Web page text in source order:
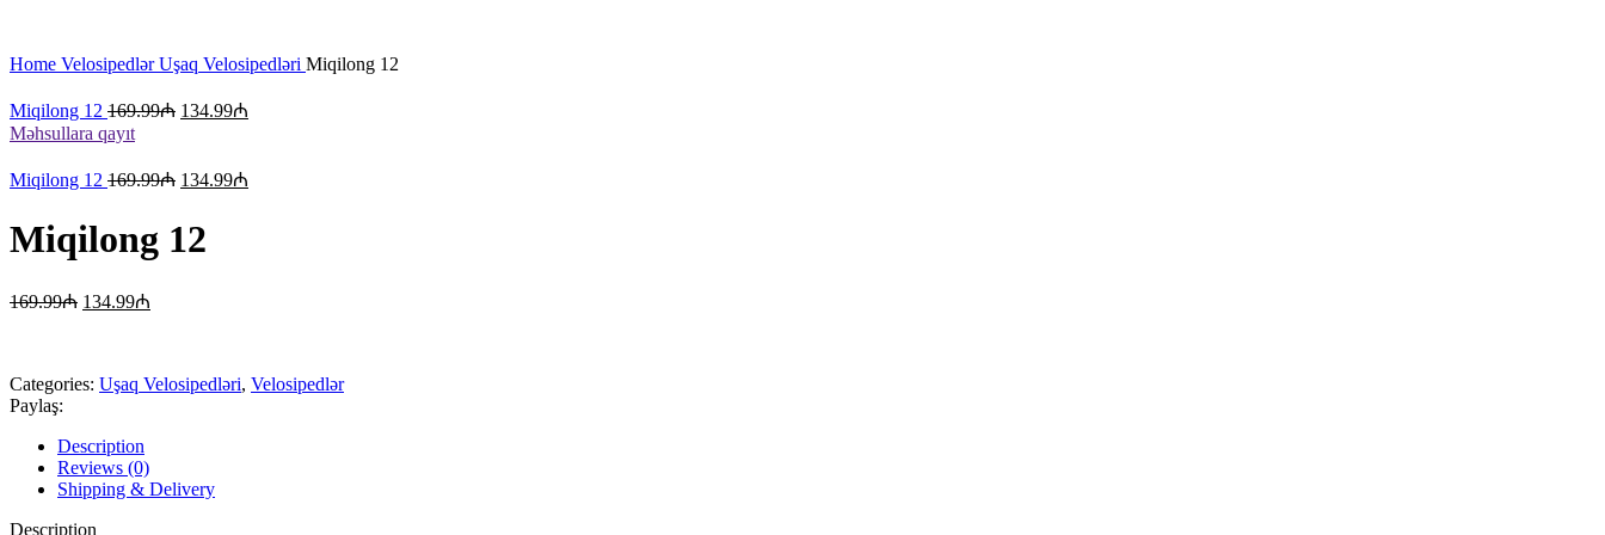
Home VelosipedlərUşaq Velosipedləri Miqilong 12
Miqilong 12 169.99₼ 134.99₼
Məhsullara qayıt
Miqilong 12 169.99₼ 134.99₼
Miqilong 12
169.99₼ 134.99₼
Categories: Uşaq Velosipedləri, Velosipedlər
Paylaş:
Description
Reviews (0)
Shipping & Delivery
Description